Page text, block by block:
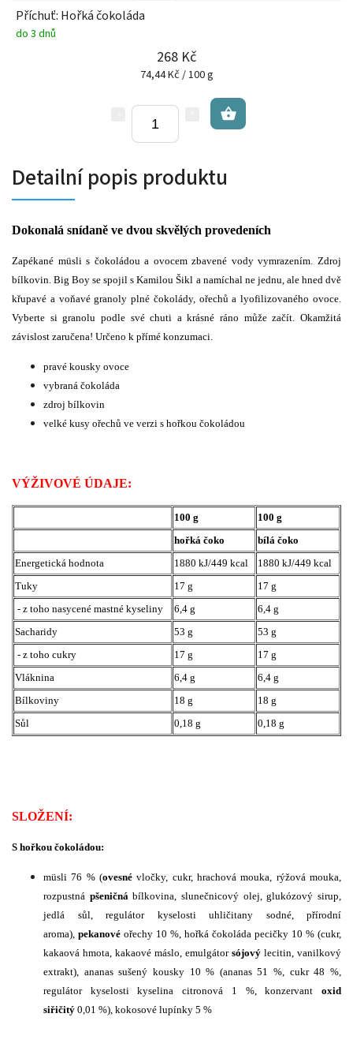
Příchuť: Hořká čokoláda
do 3 dnů
268 Kč
74,44 Kč / 100 g
Detailní popis produktu
Dokonalá snídaně ve dvou skvělých provedeních
Zapékané müsli s čokoládou a ovocem zbavené vody vymrazením. Zdroj
bílkovin. Big Boy se spojil s Kamilou Šikl a namíchal ne jednu, ale hned dvě
křupavé a voňavé granoly plné čokolády, ořechů a lyofilizovaného ovoce.
Vyberte si granolu podle své chuti a krásné ráno může začít. Okamžitá
závislost zaručena! Určeno k přímé konzumaci.
pravé kousky ovoce
vybraná čokoláda
zdroj bílkovin
velké kusy ořechů ve verzi s hořkou čokoládou
VÝŽIVOVÉ ÚDAJE:
100 g
100 g
hořká čoko
bílá čoko
Energetická hodnota
1880 kJ/449 kcal
1880 kJ/449 kcal
Tuky
17 g
17 g
- z toho nasycené mastné kyseliny
6,4 g
6,4 g
Sacharidy
53 g
53 g
- z toho cukry
17 g
17 g
Vláknina
6,4 g
6,4 g
Bílkoviny
18 g
18 g
Sůl
0,18 g 0,18 g
SLOŽENÍ:
S hořkou čokoládou:
müsli 76 % (ovesné vločky, cukr, hrachová mouka, rýžová mouka,
rozpustná pšeničná bílkovina, slunečnicový olej, glukózový sirup,
jedlá sůl, regulátor kyselosti uhličitany sodné, přírodní
aroma), pekanové ořechy 10 %, hořká čokoláda pecičky 10 % (cukr,
kakaová hmota, kakaové máslo, emulgátor sójový lecitin, vanilkový
extrakt), ananas sušený kousky 10 % (ananas 51 %, cukr 48 %,
regulátor kyselosti kyselina citronová 1 %, konzervant oxid
siřičitý 0,01 %), kokosové lupínky 5 %